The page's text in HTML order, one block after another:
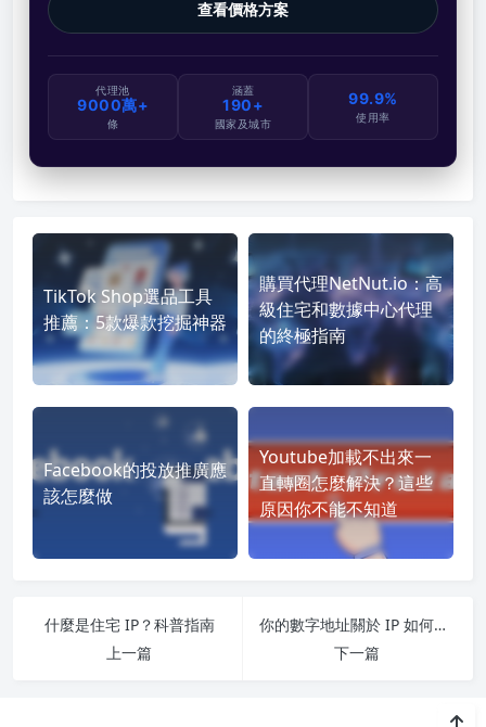
查看價格方案
代理池
9000萬+
條
涵蓋
190+
國家及城市
99.9%
使用率
TikTok Shop選品工具
推薦：5款爆款挖掘神器
購買代理NetNut.io：高
級住宅和數據中心代理
的終極指南
Facebook的投放推廣應
該怎麼做
Youtube加載不出來一
直轉圈怎麼解決？這些
原因你不能不知道
什麼是住宅 IP？科普指南
上一篇
你的數字地址關於 IP 如何運作的問答說明
下一篇